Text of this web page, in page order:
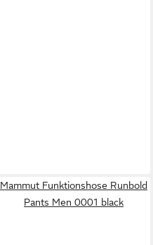
Mammut Funktionshose Runbold
Pants Men 0001 black